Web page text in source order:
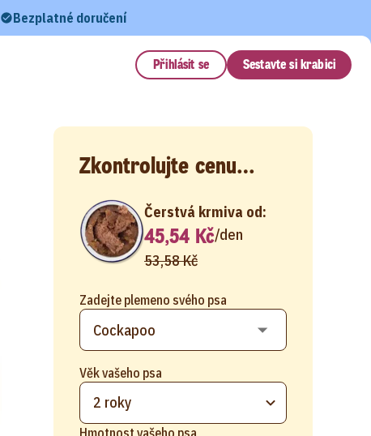
Bezplatné doručení
Přihlásit se Sestavte si krabici
Zkontrolujte cenu…
Zadejte plemeno svého psa
Věk vašeho psa
2 roky
Hmotnost vašeho psa
Čerstvá krmiva od:
45,54 Kč/den
53,58 Kč